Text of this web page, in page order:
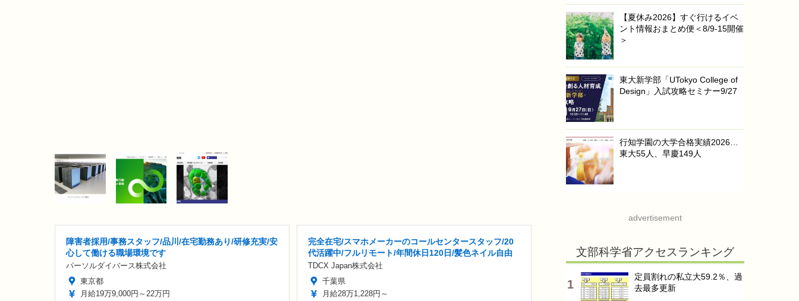
障害者採用/事務スタッフ/品川/在宅勤務あり/研修充実/安
心して働ける職場環境です
パーソルダイバース株式会社
東京都
月給19万9,000円～22万円
完全在宅/スマホメーカーのコールセンタースタッフ/20
代活躍中/フルリモート/年間休日120日/髪色ネイル自由
TDCX Japan株式会社
千葉県
月給28万1,228円～
【夏休み2026】すぐ行けるイベ
ント情報おまとめ便＜8/9-15開催
＞
東大新学部「UTokyo College of
Design」入試攻略セミナー9/27
行知学園の大学合格実績2026…
東大55人、早慶149人
advertisement
文部科学省アクセスランキング
定員割れの私立大59.2％、過
去最多更新